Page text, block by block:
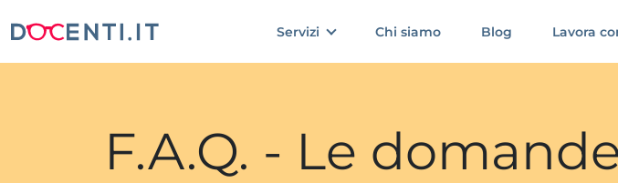
Servizi Chi siamo Blog Lavora
F.A.Q. - Le